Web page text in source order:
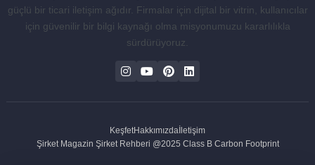
güçlü bir ticari iletişim ağıdır. Firmalar için dijital bir vitrin, kullanıcılar
için güvenilir bir bilgi kaynağı olma misyonumuzu kararlılıkla
sürdürüyoruz.
KeşfetHakkımızda İletişim
Şirket Magazin Şirket Rehberi @2025 Class B Carbon Footprint